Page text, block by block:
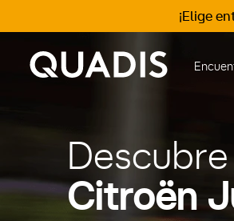
¡Elige
Citroën